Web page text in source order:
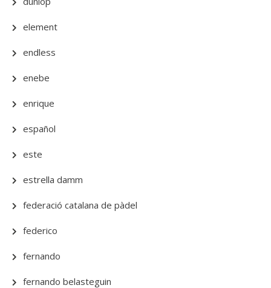
element
endless
enebe
enrique
español
este
estrella damm
federació catalana de pàdel
federico
fernando
fernando belasteguin